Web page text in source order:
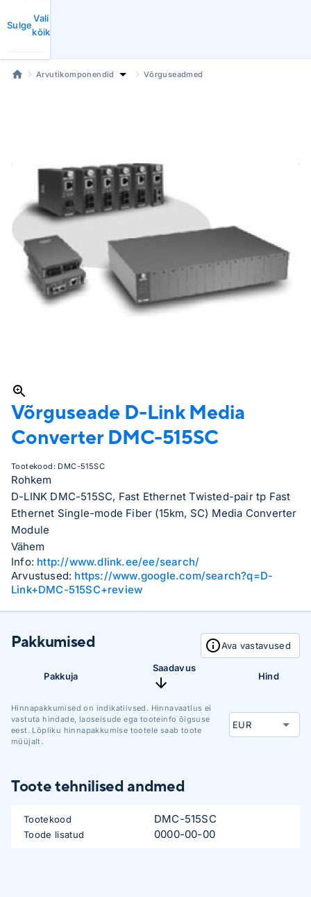
Sulge
Vali
kõik
Arvutikomponendid Võrguseadmed
Võrguseade D-Link Media
Converter DMC-515SC
Tootekood: DMC-515SC
Rohkem
D-LINK DMC-515SC, Fast Ethernet Twisted-pair tp Fast
Ethernet Single-mode Fiber (15km, SC) Media Converter
Module
Vähem
Info: http://www.dlink.ee/ee/search/
Arvustused: https://www.google.com/search?q=D-
Link+DMC-515SC+review
Pakkumised Ava vastavused
Pakkuja
Saadavus
Hind
Hinnapakkumised on indikatiivsed. Hinnavaatlus ei
vastuta hindade, laoseisude ega tooteinfo õigsuse
eest. Lõpliku hinnapakkumise tootele saab toote
müüjalt.
Toote tehnilised andmed
Tootekood DMC-515SC
Toode lisatud 0000-00-00